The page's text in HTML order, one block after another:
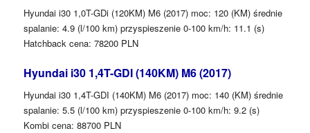
Hyundai i30 1,0T-GDi (120KM) M6 (2017) moc: 120 (KM) średnie
spalanie: 4.9 (l/100 km) przyspieszenie 0-100 km/h: 11.1 (s)
Hatchback cena: 78200 PLN
Hyundai i30 1,4T-GDI (140KM) M6 (2017)
Hyundai i30 1,4T-GDI (140KM) M6 (2017) moc: 140 (KM) średnie
spalanie: 5.5 (l/100 km) przyspieszenie 0-100 km/h: 9.2 (s)
Kombi cena: 88700 PLN